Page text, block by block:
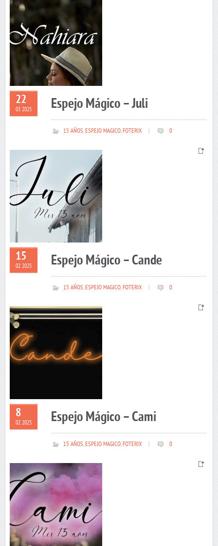
22
03 2025 Espejo Mágico – Juli
15 AÑOS,ESPEJO MAGICO,FOTERIX 0
15
02 2025 Espejo Mágico – Cande
15 AÑOS,ESPEJO MAGICO,FOTERIX 0
8
02 2025 Espejo Mágico – Cami
15 AÑOS,ESPEJO MAGICO,FOTERIX 0